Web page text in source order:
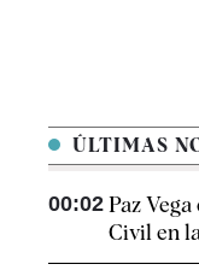
ÚLTIMAS
00:02 Paz
Civil en